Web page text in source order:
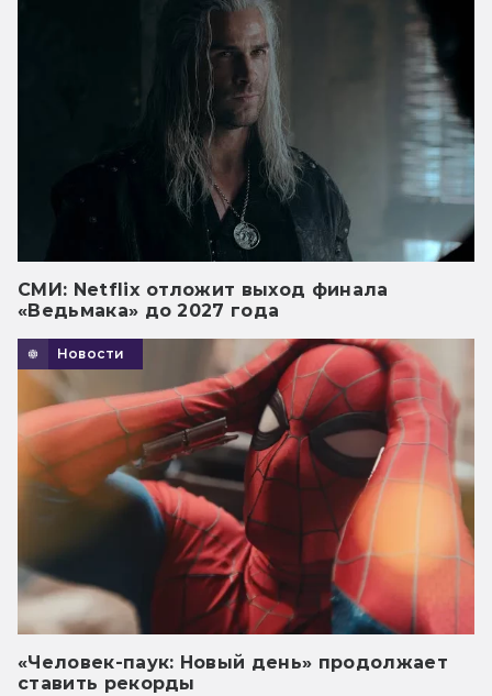
СМИ: Netflix отложит выход финала
«Ведьмака» до 2027 года
Новости
«Человек-паук: Новый день» продолжает
ставить рекорды